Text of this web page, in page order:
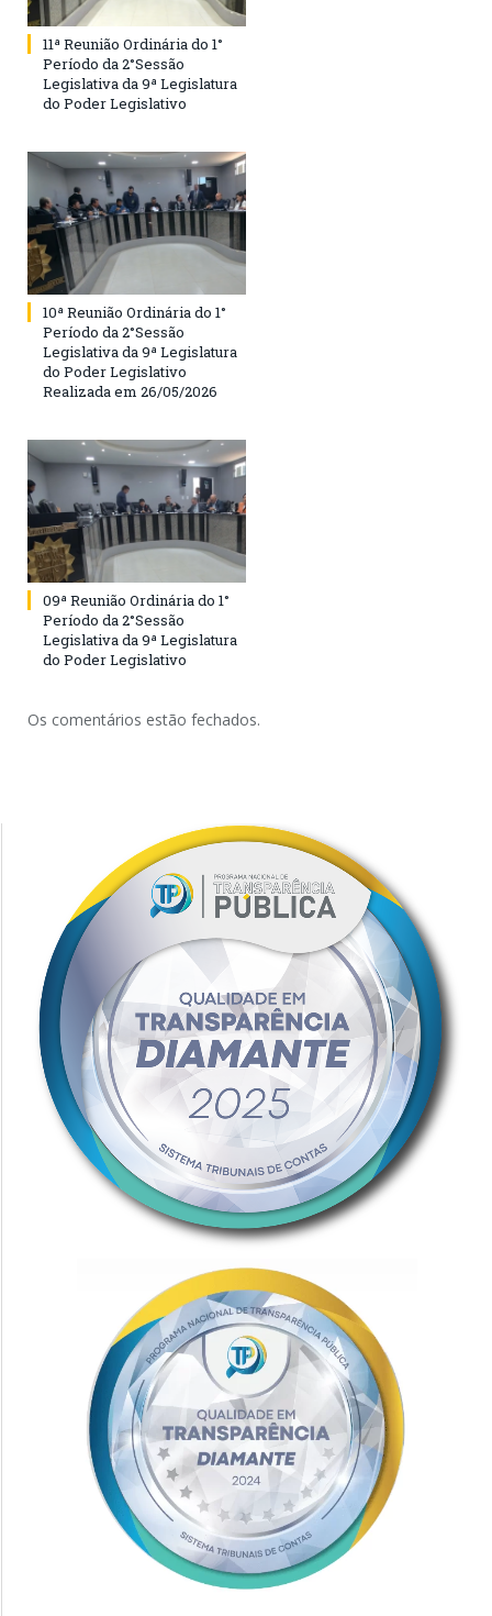
11ª Reunião Ordinária do 1°
Período da 2°Sessão
Legislativa da 9ª Legislatura
do Poder Legislativo
10ª Reunião Ordinária do 1°
Período da 2°Sessão
Legislativa da 9ª Legislatura
do Poder Legislativo
Realizada em 26/05/2026
09ª Reunião Ordinária do 1°
Período da 2°Sessão
Legislativa da 9ª Legislatura
do Poder Legislativo
Os comentários estão fechados.